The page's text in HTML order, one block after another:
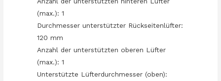
(max.): 1
Durchmesser unterstützter Rückseitenlüfter:
120 mm
Anzahl der unterstützten oberen Lüfter
(max.): 1
Unterstützte Lüfterdurchmesser (oben):